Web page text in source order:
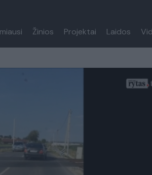
Žinios Projektai Laidos